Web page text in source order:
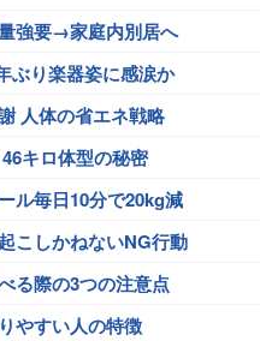
強要→家庭内別居へ
ぶり楽器姿に感涙か
人体の省エネ戦略
キロ体型の秘密
ル毎日10分で20kg減
こしかねないNG行動
る際の3つの注意点
やすい人の特徴